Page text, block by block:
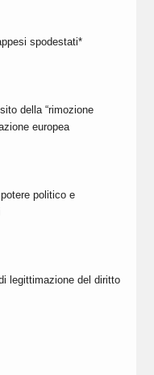
spodestati*
della “rimozione
europea
politico e
legittimazione del diritto